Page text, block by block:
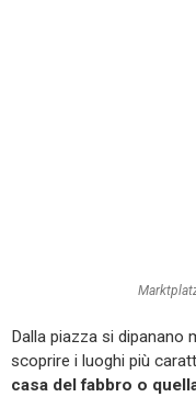
Dalla piazza si dipanano
scoprire i luoghi più
casa del fabbro o